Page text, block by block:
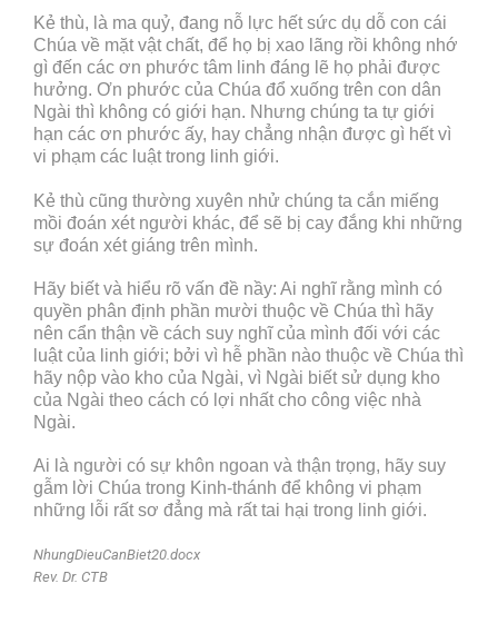
Kẻ thù, là ma quỷ, đang nỗ lực hết sức dụ dỗ con cái
Chúa về mặt vật chất, để họ bị xao lãng rồi không nhớ
gì đến các ơn phước tâm linh đáng lẽ họ phải được
hưởng. Ơn phước của Chúa đổ xuống trên con dân
Ngài thì không có giới hạn. Nhưng chúng ta tự giới
hạn các ơn phước ấy, hay chẳng nhận được gì hết vì
vi phạm các luật trong linh giới.
Kẻ thù cũng thường xuyên nhử chúng ta cắn miếng
mồi đoán xét người khác, để sẽ bị cay đắng khi những
sự đoán xét giáng trên mình.
Hãy biết và hiểu rõ vấn đề nầy: Ai nghĩ rằng mình có
quyền phân định phần mười thuộc về Chúa thì hãy
nên cẩn thận về cách suy nghĩ của mình đối với các
luật của linh giới; bởi vì hễ phần nào thuộc về Chúa thì
hãy nộp vào kho của Ngài, vì Ngài biết sử dụng kho
của Ngài theo cách có lợi nhất cho công việc nhà
Ngài.
Ai là người có sự khôn ngoan và thận trọng, hãy suy
gẫm lời Chúa trong Kinh-thánh để không vi phạm
những lỗi rất sơ đẳng mà rất tai hại trong linh giới.
NhungDieuCanBiet20.docx
Rev. Dr. CTB